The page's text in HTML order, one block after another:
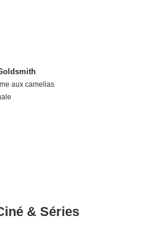
aux camelias
& Séries